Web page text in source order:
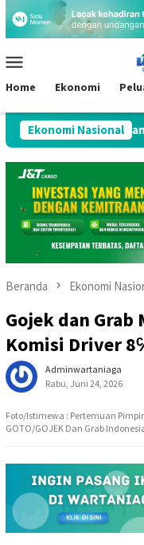
Loncat
ke
konten
Mobile
Home Ekonomi
Ekonomi Nasional
Kendali
Beranda Ekonomi
Gojek dan Grab
Komisi Driver
Adminwartaniaga
Rabu, Juni 24, 2026
Foto/Istimewa : Pertemuan
GOTO/GOJEK Dan Grab